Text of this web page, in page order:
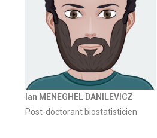
Ian MENEGHEL DANILEVICZ
Post-doctorant biostatisticien